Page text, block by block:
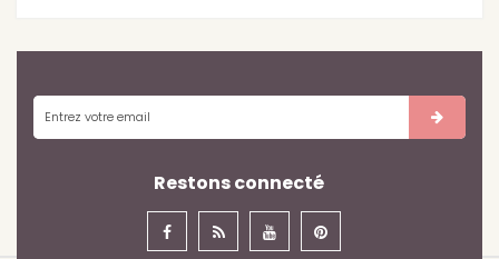
Restons connecté